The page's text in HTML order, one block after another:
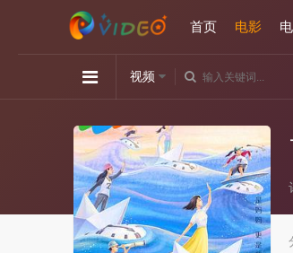
首页 电影
视频